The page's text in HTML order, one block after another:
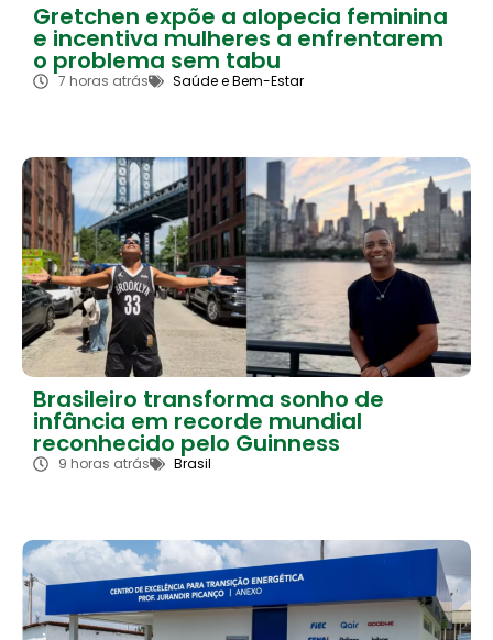
Gretchen expõe a alopecia feminina
e incentiva mulheres a enfrentarem
o problema sem tabu
7 horas atrás Saúde e Bem-Estar
Brasileiro transforma sonho de
infância em recorde mundial
reconhecido pelo Guinness
9 horas atrás Brasil